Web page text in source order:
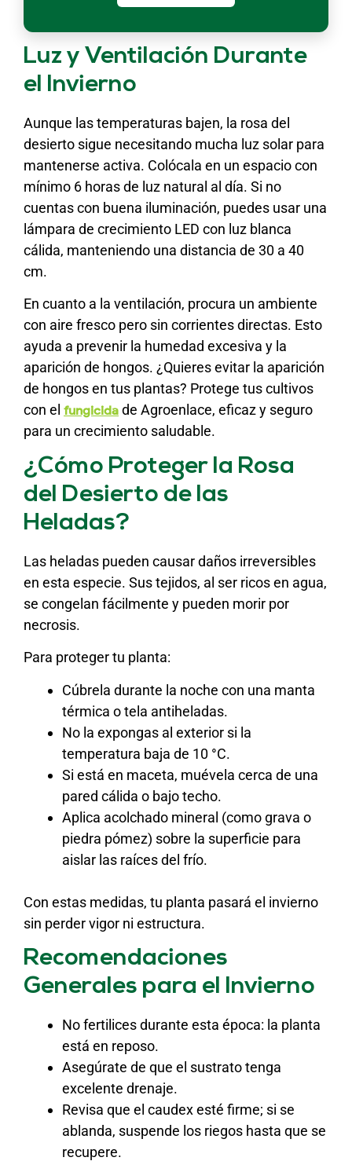
Luz y Ventilación Durante
el Invierno
Aunque las temperaturas bajen, la rosa del
desierto sigue necesitando mucha luz solar para
mantenerse activa. Colócala en un espacio con
mínimo 6 horas de luz natural al día. Si no
cuentas con buena iluminación, puedes usar una
lámpara de crecimiento LED con luz blanca
cálida, manteniendo una distancia de 30 a 40
cm.
En cuanto a la ventilación, procura un ambiente
con aire fresco pero sin corrientes directas. Esto
ayuda a prevenir la humedad excesiva y la
aparición de hongos. ¿Quieres evitar la aparición
de hongos en tus plantas? Protege tus cultivos
con el fungicida de Agroenlace, eficaz y seguro
para un crecimiento saludable.
¿Cómo Proteger la Rosa
del Desierto de las
Heladas?
Las heladas pueden causar daños irreversibles
en esta especie. Sus tejidos, al ser ricos en agua,
se congelan fácilmente y pueden morir por
necrosis.
Para proteger tu planta:
Cúbrela durante la noche con una manta
térmica o tela antiheladas.
No la expongas al exterior si la
temperatura baja de 10 °C.
Si está en maceta, muévela cerca de una
pared cálida o bajo techo.
Aplica acolchado mineral (como grava o
piedra pómez) sobre la superficie para
aislar las raíces del frío.
Con estas medidas, tu planta pasará el invierno
sin perder vigor ni estructura.
Recomendaciones
Generales para el Invierno
No fertilices durante esta época: la planta
está en reposo.
Asegúrate de que el sustrato tenga
excelente drenaje.
Revisa que el caudex esté firme; si se
ablanda, suspende los riegos hasta que se
recupere.